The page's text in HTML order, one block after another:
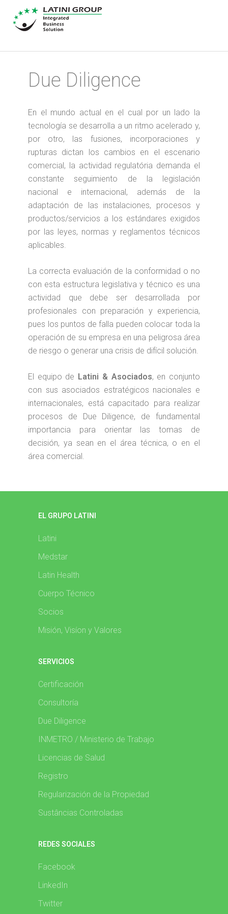
Due Diligence
En el mundo actual en el cual por un lado la
tecnología se desarrolla a un ritmo acelerado y,
por otro, las fusiones, incorporaciones y
rupturas dictan los cambios en el escenario
comercial, la actividad regulatória demanda el
constante seguimiento de la legislación
nacional e internacional, además de la
adaptación de las instalaciones, procesos y
productos/servicios a los estándares exigidos
por las leyes, normas y reglamentos técnicos
aplicables.
La correcta evaluación de la conformidad o no
con esta estructura legislativa y técnico es una
actividad que debe ser desarrollada por
profesionales con preparación y experiencia,
pues los puntos de falla pueden colocar toda la
operación de su empresa en una peligrosa área
de riesgo o generar una crisis de difícil solución.
El equipo de Latini & Asociados, en conjunto
con sus asociados estratégicos nacionales e
internacionales, está capacitado para realizar
procesos de Due Diligence, de fundamental
importancia para orientar las tomas de
decisión, ya sean en el área técnica, o en el
área comercial.
EL GRUPO LATINI
Latini
Medstar
Latin Health
Cuerpo Técnico
Socios
Misión, Visíon y Valores
SERVICIOS
Certificación
Consultoría
Due Diligence
INMETRO / Ministerio de Trabajo
Licencias de Salud
Registro
Regularización de la Propiedad
Sustâncias Controladas
REDES SOCIALES
Facebook
LinkedIn
Twitter